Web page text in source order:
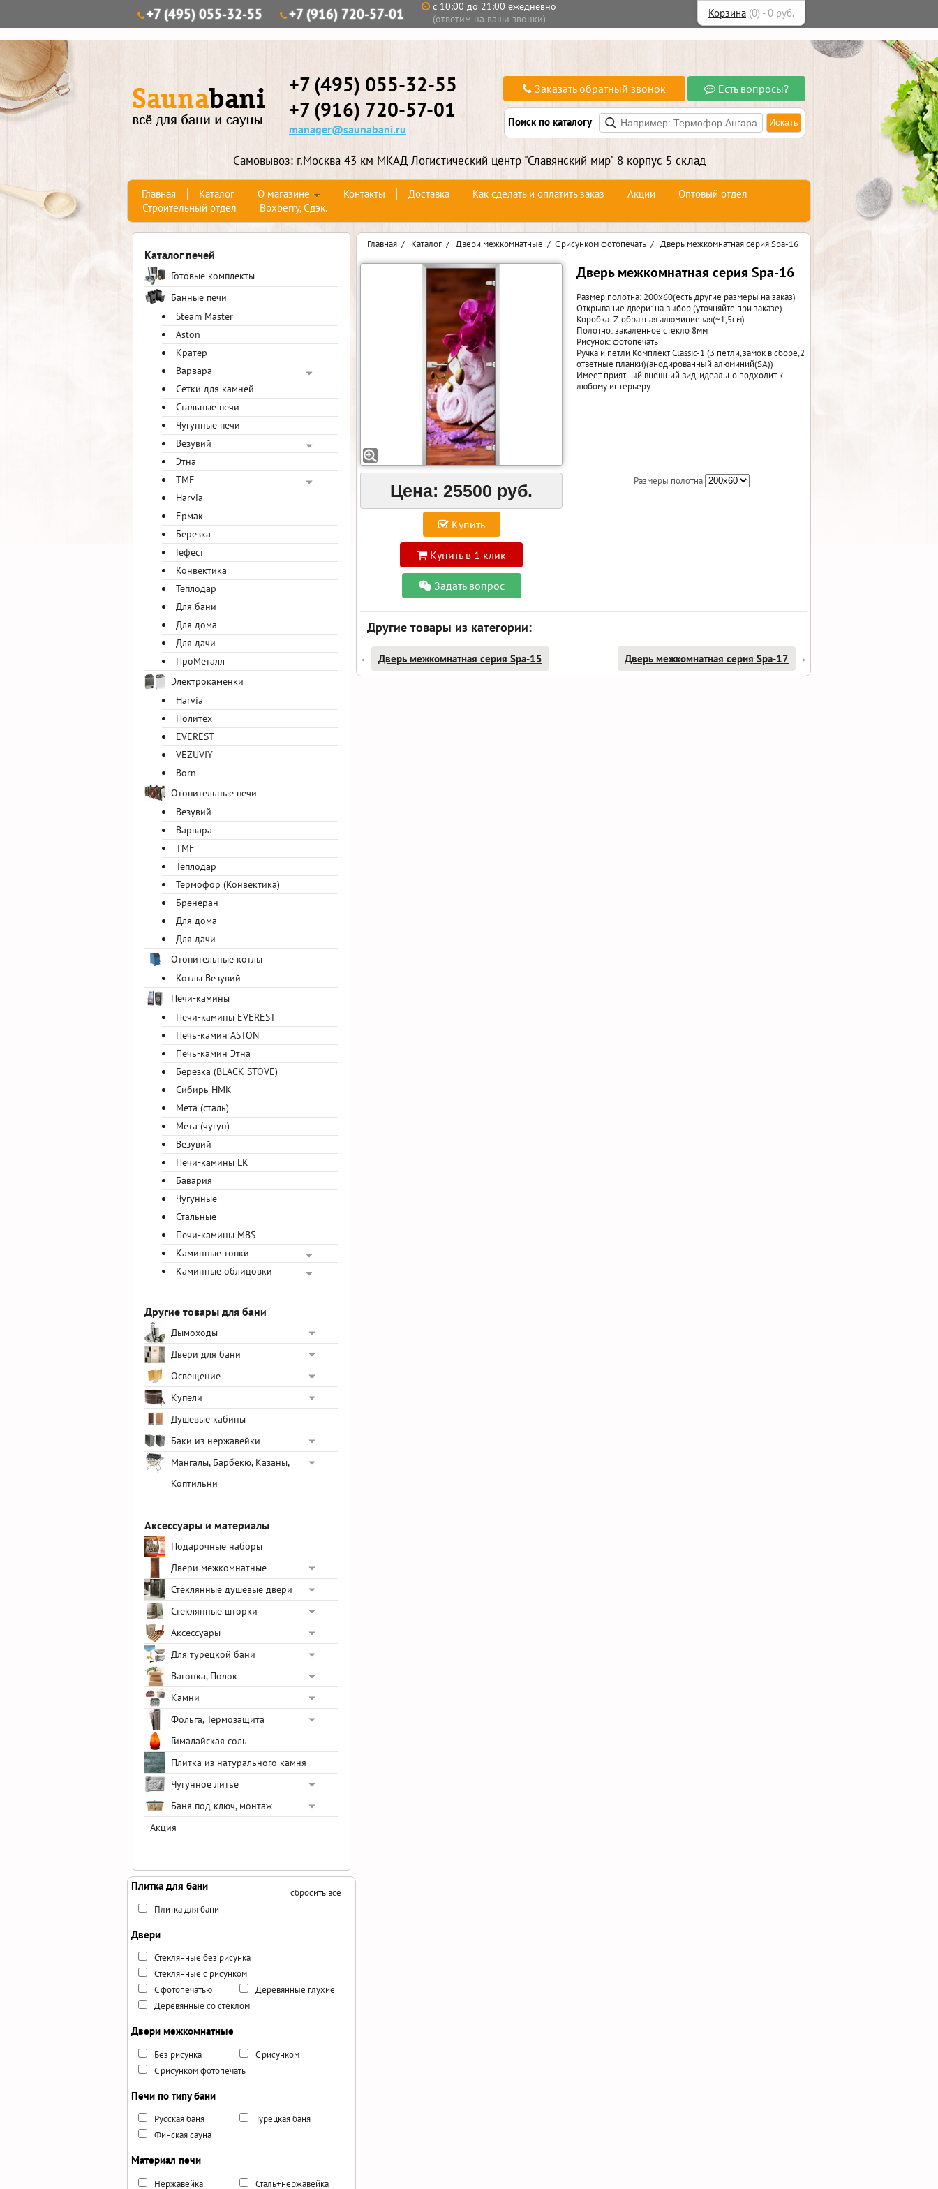
+7 (495) 055-32-55 +7 (916) 720-57-01
с 10:00 до 21:00 ежедневно
(ответим на ваши звонки)
Корзина (0) -0 руб.
+7 (495) 055-32-55
+7 (916) 720-57-01
manager@saunabani.ru
Заказать обратный звонок Есть вопросы?
Поиск по каталогу
Самовывоз: г.Москва 43 км МКАД Логистический центр "Славянский мир" 8 корпус 5 склад
Главная Каталог О магазине Контакты Доставка Как сделать и оплатить заказ Акции
Оптовый отдел
Строительный отдел
Boxberry, Сдэк.
Каталог печей
Готовые комплекты
Банные печи
Steam Master
Aston
Кратер
Варвара
Сетки для камней
Стальные печи
Чугунные печи
Везувий
Этна
TMF
Harvia
Ермак
Березка
Гефест
Конвектика
Теплодар
Для бани
Для дома
Для дачи
ПроМеталл
Электрокаменки
Harvia
Политех
EVEREST
VEZUVIY
Born
Отопительные печи
Везувий
Варвара
TMF
Теплодар
Термофор (Конвектика)
Бренеран
Для дома
Для дачи
Отопительные котлы
Котлы Везувий
Печи-камины
Печи-камины EVEREST
Печь-камин ASTON
Печь-камин Этна
Берёзка (BLACK STOVE)
Сибирь НМК
Мета (сталь)
Мета (чугун)
Везувий
Печи-камины LK
Бавария
Чугунные
Стальные
Печи-камины MBS
Каминные топки
Каминные облицовки
Другие товары для бани
Дымоходы
Двери для бани
Освещение
Купели
Душевые кабины
Баки из нержавейки
Мангалы, Барбекю, Казаны,
Коптильни
Аксессуары и материалы
Подарочные наборы
Двери межкомнатные
Стеклянные душевые двери
Стеклянные шторки
Аксессуары
Для турецкой бани
Вагонка, Полок
Камни
Фольга, Термозащита
Гималайская соль
Плитка из натурального камня
Чугунное литье
Баня под ключ, монтаж
Акция
сбросить все
Плитка для бани
Плитка для бани
Двери
Стеклянные без рисунка
Стеклянные с рисунком
С фотопечатью
Деревянные глухие
Деревянные со стеклом
Двери межкомнатные
Без рисунка
С рисунком
С рисунком фотопечать
Печи по типу бани
Русская баня
Турецкая баня
Финская сауна
Материал печи
Нержавейка Сталь+нержавейка
Главная / Каталог / Двери межкомнатные / С рисунком фотопечать / Дверь межкомнатная серия Spa-16
Цена: 25500 руб.
Купить
Купить в 1 клик
Задать вопрос
Дверь межкомнатная серия Spa-16
Размер полотна: 200x60(есть другие размеры на заказ)
Открывание двери: на выбор (уточняйте при заказе)
Коробка: Z-образная алюминиевая(~1,5см)
Полотно: закаленное стекло 8мм
Рисунок: фотопечать
Ручка и петли Комплект Classic-1 (3 петли,замок в сборе,2
ответные планки)(анодированный алюминий(SA))
Имеет приятный внешний вид, идеально подходит к
любому интерьеру.
Размеры полотна
Другие товары из категории:
← Дверь межкомнатная серия Spa-15 Дверь межкомнатная серия Spa-17 →